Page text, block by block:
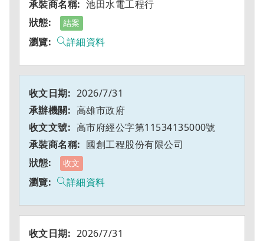
池田水電工程行
結案
詳細資料
2026/7/31
高雄市政府
高市府經公字第11534135000號
國創工程股份有限公司
收文
詳細資料
2026/7/31